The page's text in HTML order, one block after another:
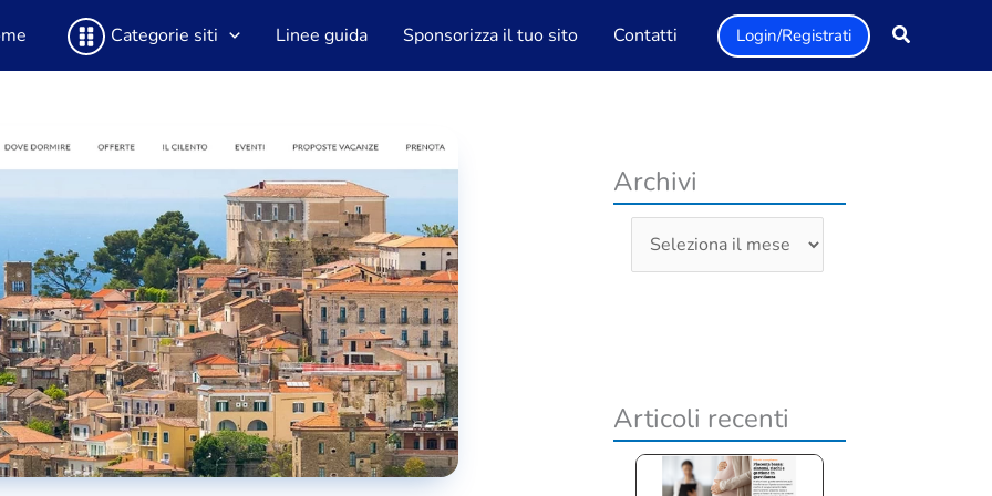
Categorie siti Linee guida Sponsorizza il tuo sito Contatti Login/Registrati
Archivi
r
v
i
Articoli recenti